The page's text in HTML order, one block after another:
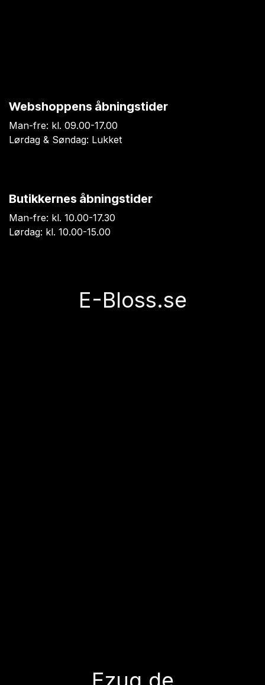
Webshoppens åbningstider
Man-fre: kl. 09.00-17.00
Lørdag & Søndag: Lukket
Butikkernes åbningstider
Man-fre: kl. 10.00-17.30
Lørdag: kl. 10.00-15.00
E-Bloss.se